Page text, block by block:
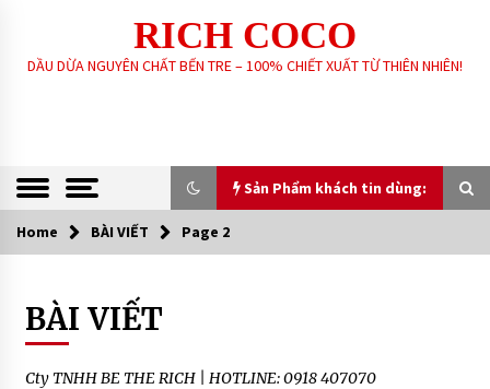
content
RICH COCO
DẦU DỪA NGUYÊN CHẤT BẾN TRE – 100% CHIẾT XUẤT TỪ THIÊN NHIÊN!
Sản Phẩm khách tin dùng:
Sản Phẩm khách tin dùng:
GIA CÔNG SẢN XUẤT SOAP XÀ PHÒNG SINH
DƯỢC – HANDMADE – XÀ PHÒNG THIÊN NHIÊN
THEO YÊU CẦU
6 years ago
Home BÀI VIẾT Page 2
BÀI VIẾT
Cty TNHH BE THE RICH | HOTLINE: 0918 407070